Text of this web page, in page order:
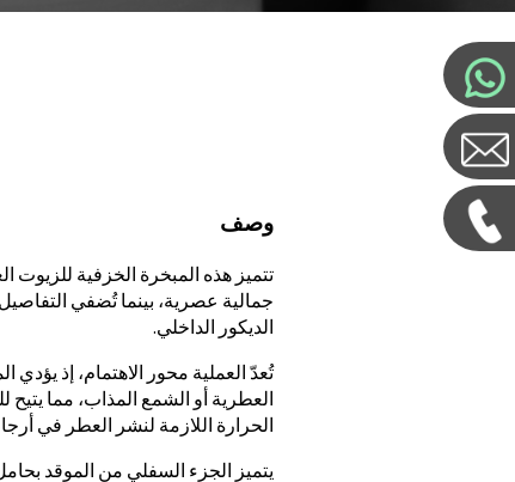
وصف
تتميز هذه المبخرة الخزفية
جمالية عصرية، بينما تُضفي
الديكور الداخلي.
تُعدّ العملية محور الاهتمام، إذ
العطرية أو الشمع المذاب، مما
الحرارة اللازمة لنشر العطر في
يتميز الجزء السفلي من الموقد